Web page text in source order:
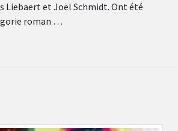
Liebaert et Joël Schmidt. Ont été
roman …